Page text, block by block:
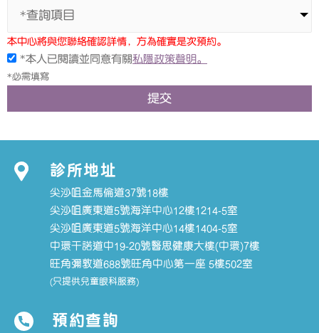
*查詢項目
本中心將與您聯絡確認詳情，方為確實是次預約。
*本人已閱讀並同意有關私隱政策聲明。
*必需填寫
提交
診所地址
尖沙咀金馬倫道37號18樓
尖沙咀廣東道5號海洋中心12樓1214-5室
尖沙咀廣東道5號海洋中心14樓1404-5室
中環干諾道中19-20號醫思健康大樓(中環)7樓
旺角彌敦道688號旺角中心第一座 5樓502室
(只提供兒童眼科服務)
預約查詢